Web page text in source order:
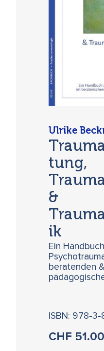
Ulrike
tung,
&
ik
Ein
beratenden &
ISBN: 978-
CHF 51.00